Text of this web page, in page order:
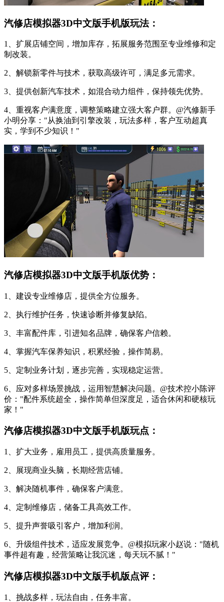
汽修店模拟器3D中文版手机版玩法：
1、扩展店铺空间，增加库存，拓展服务范围至专业维修和定
制改装。
2、解锁新零件与技术，获取高级许可，满足多元需求。
3、提供创新汽车技术，如混合动力组件，保持领先优势。
4、重视客户满意度，调整策略建立强大客户群。@汽修新手
小明分享："从换油到引擎改装，玩法多样，客户互动超真
实，学到不少知识！"
汽修店模拟器3D中文版手机版优势：
1、建设专业维修店，提供全方位服务。
2、执行维护任务，快速诊断并修复缺陷。
3、丰富配件库，引进知名品牌，确保客户信赖。
4、掌握汽车保养知识，积累经验，操作简易。
5、定制业务计划，逐步完善，实现稳定运营。
6、应对多样场景挑战，运用智慧解决问题。@技术控小陈评
价："配件系统超全，操作简单但深度足，适合休闲和硬核玩
家！"
汽修店模拟器3D中文版手机版玩点：
1、扩大业务，雇用员工，提供高质量服务。
2、展现商业头脑，长期经营店铺。
3、解决随机事件，确保客户满意。
4、定制维修店，储备工具高效工作。
5、提升声誉吸引客户，增加利润。
6、升级组件技术，适应发展竞争。@模拟玩家小赵说："随机
事件超有趣，经营策略让我沉迷，每天玩不腻！"
汽修店模拟器3D中文版手机版点评：
1、挑战多样，玩法自由，任务丰富。